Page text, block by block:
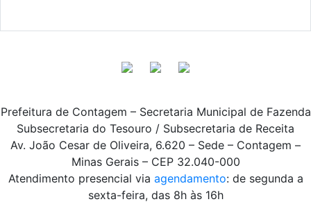
Prefeitura de Contagem – Secretaria Municipal de Fazenda
Subsecretaria do Tesouro / Subsecretaria de Receita
Av. João Cesar de Oliveira, 6.620 – Sede – Contagem –
Minas Gerais – CEP 32.040-000
Atendimento presencial via agendamento: de segunda a
sexta-feira, das 8h às 16h